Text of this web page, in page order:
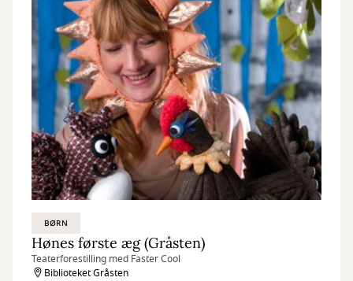
BØRN
Hønes første æg (Gråsten)
Teaterforestilling med Faster Cool
Biblioteket Gråsten